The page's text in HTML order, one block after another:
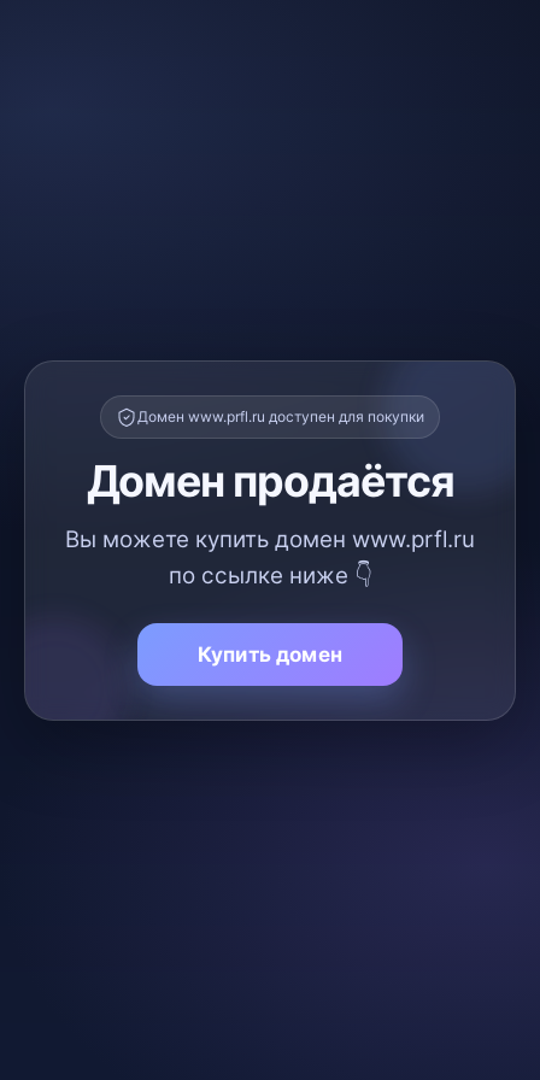
Домен www.prfl.ru доступен для покупки
Домен продаётся
Вы можете купить домен www.prfl.ru
по ссылке ниже 👇
Купить домен